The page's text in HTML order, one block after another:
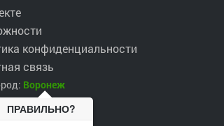
конфиденциальности
связь
Воронеж
ПРАВИЛЬНО?